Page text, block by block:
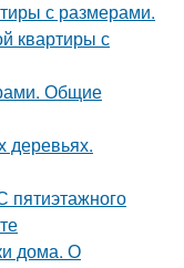
с размерами.
квартиры с
Общие
деревьях.
пятиэтажного
дома. О